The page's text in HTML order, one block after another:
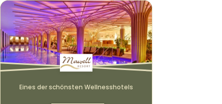
Eines der schönsten Wellnesshotels